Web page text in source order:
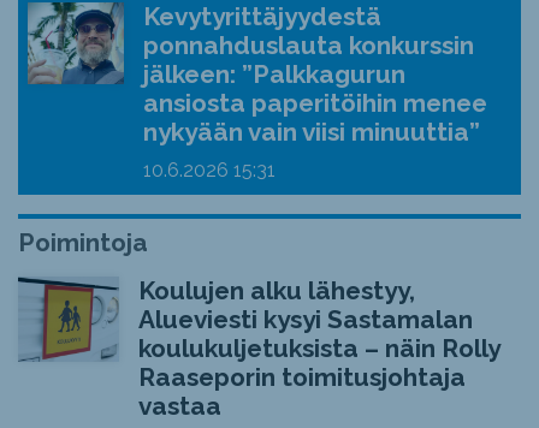
Kevytyrittäjyydestä
ponnahduslauta konkurssin
jälkeen: ”Palkkagurun
ansiosta paperitöihin menee
nykyään vain viisi minuuttia”
10.6.2026 15:31
Poimintoja
Koulujen alku lähestyy,
Alueviesti kysyi Sastamalan
koulukuljetuksista – näin Rolly
Raaseporin toimitusjohtaja
vastaa